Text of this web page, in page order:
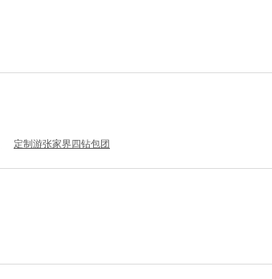
定制游张家界四钻包团